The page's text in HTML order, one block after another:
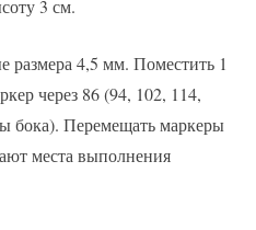
3 см.
4,5 мм. Поместить 1
через 86 (94, 102, 114,
бока). Перемещать маркеры
места выполнения